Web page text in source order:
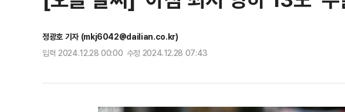
정광호 기자 (mkj6042@dailian.co.kr)
입력 2024.12.28 00:00 수정 2024.12.28 07:43